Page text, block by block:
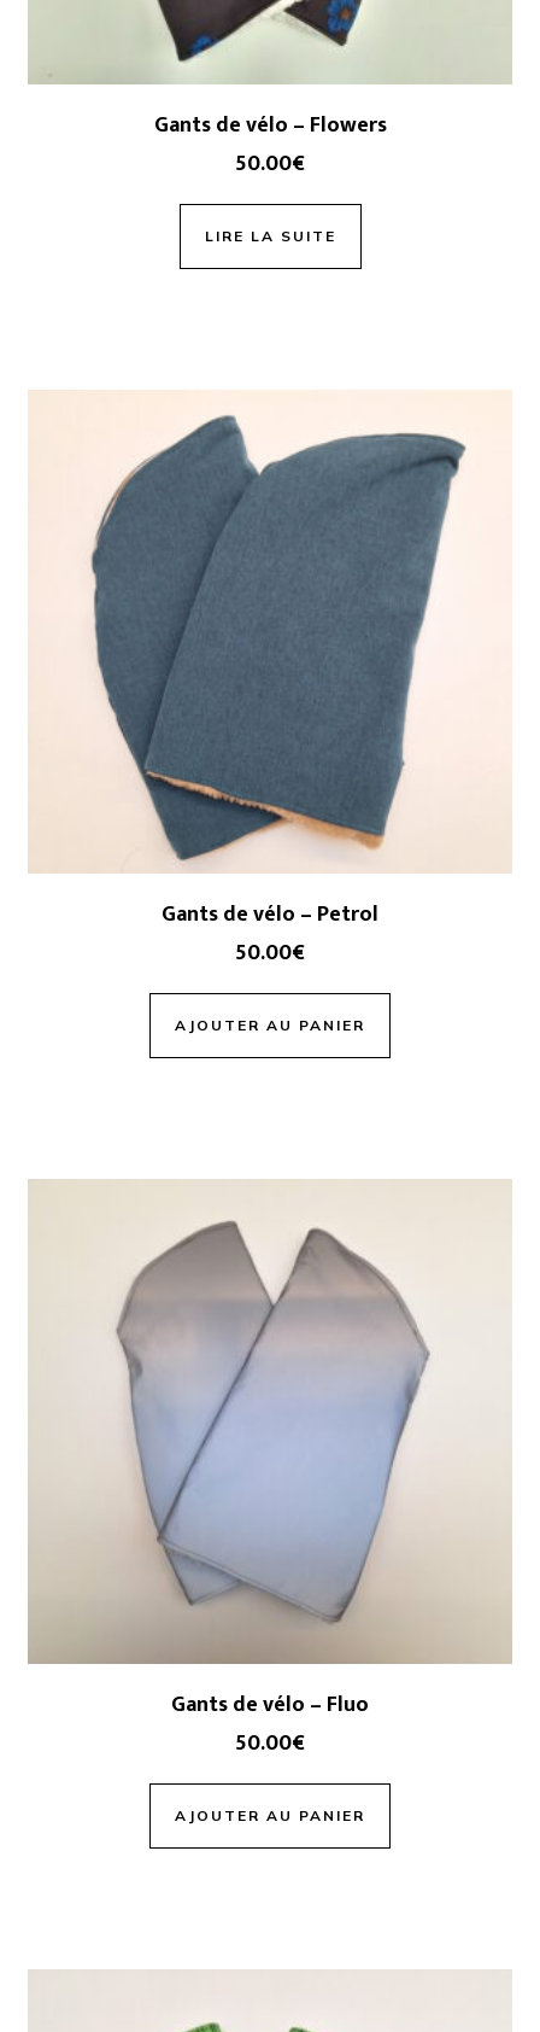
Gants de vélo – Flowers
50.00€
LIRE LA SUITE
Gants de vélo – Petrol
50.00€
AJOUTER AU PANIER
Gants de vélo – Fluo
50.00€
AJOUTER AU PANIER